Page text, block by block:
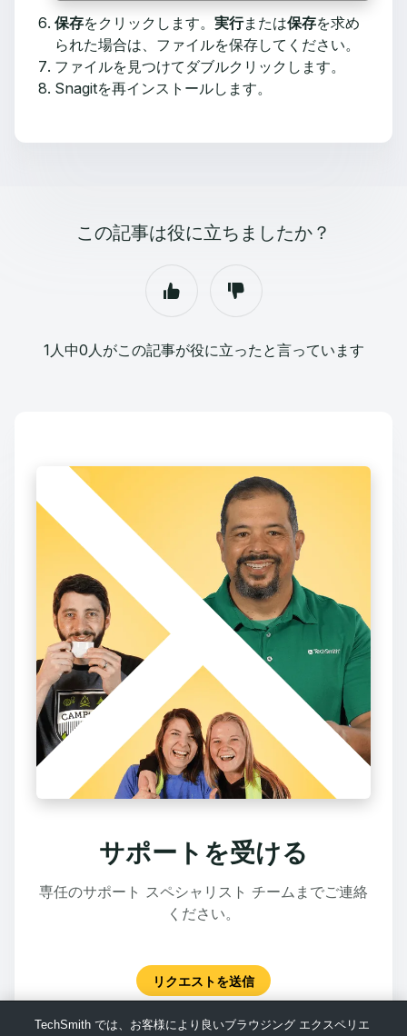
保存をクリックします。 実行または保存を求め
られた場合は、ファイルを保存してください。
ファイルを見つけてダブルクリックします。
Snagitを再インストールします。
この記事は役に立ちましたか？
1人中0人がこの記事が役に立ったと言っています
サポートを受ける
専任のサポート スペシャリスト チームまでご連絡
ください。
リクエストを送信
TechSmith では、お客様により良いブラウジング エクスペリエ